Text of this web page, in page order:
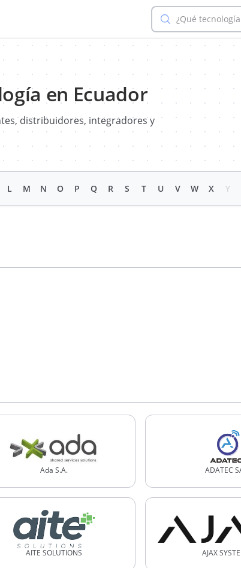
¿Qué
en Ecuador
distribuidores, integradores y
L M N O P Q R S T U V W X Y
Ada S.A. ADATEC
AITE SOLUTIONS AJAX